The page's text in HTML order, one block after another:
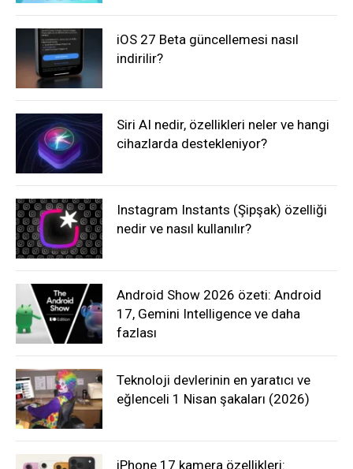
iOS 27 Beta güncellemesi nasıl
indirilir?
Siri AI nedir, özellikleri neler ve hangi
cihazlarda destekleniyor?
Instagram Instants (Şipşak) özelliği
nedir ve nasıl kullanılır?
Android Show 2026 özeti: Android
17, Gemini Intelligence ve daha
fazlası
Teknoloji devlerinin en yaratıcı ve
eğlenceli 1 Nisan şakaları (2026)
iPhone 17 kamera özellikleri: